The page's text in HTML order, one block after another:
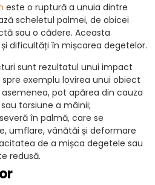
este o ruptură a unuia dintre
scheletul palmei, de obicei
sau o cădere. Aceasta
dificultăți în mișcarea degetelor.
sunt rezultatul unui impact
exemplu lovirea unui obiect
pot apărea din cauza
torsiune a mâinii;
în palmă, care se
umflare, vânătăi și deformare
de a mișca degetele sau
redusă.